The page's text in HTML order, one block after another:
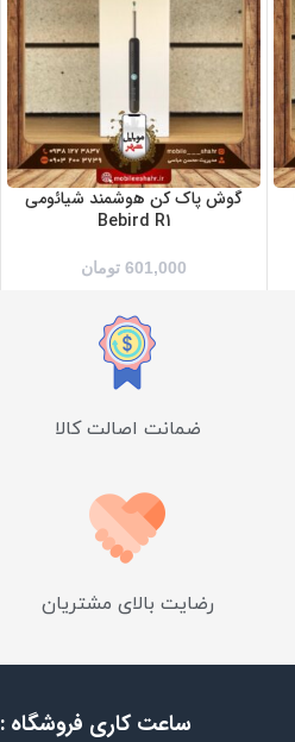
گوش پاک کن هوشمند شیائومی
Bebird R1
601,000 تومان
ضمانت اصالت کالا
رضایت بالای مشتریان
ساعت کاری فروشگاه :